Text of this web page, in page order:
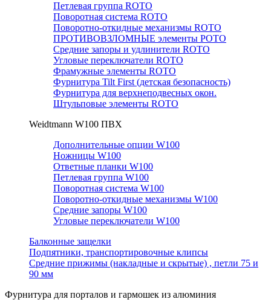
Петлевая группа ROTO
Поворотная система ROTO
Поворотно-откидные механизмы ROTO
ПРОТИВОВЗЛОМНЫЕ элементы РОТО
Средние запоры и удлинители ROTO
Угловые переключатели ROTO
Фрамужные элементы ROTO
Фурнитура Tilt First (детская безопасность)
Фурнитура для верхнеподвесных окон.
Штульповые элементы ROTO
Weidtmann W100 ПВХ
Дополнительные опции W100
Ножницы W100
Ответные планки W100
Петлевая группа W100
Поворотная система W100
Поворотно-откидные механизмы W100
Средние запоры W100
Угловые переключатели W100
Балконные защелки
Подпятники, транспортировочные клипсы
Средние прижимы (накладные и скрытые) , петли 75 и
90 мм
Фурнитура для порталов и гармошек из алюминия